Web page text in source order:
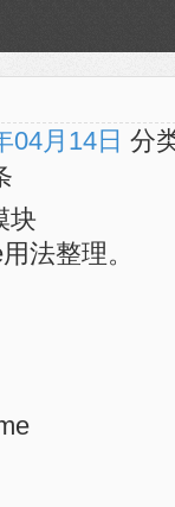
04月14日 分
块
法整理。